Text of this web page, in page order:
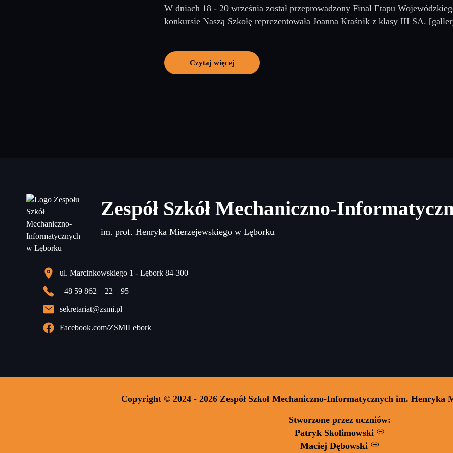
W dniach 18 - 20 września został przeprowadzony Finał Etapu
konkursie Naszą Szkołę reprezentowała Joanna Kraśnik z klasy III SA.
Czytaj więcej
Zespół Szkół Mechaniczno-
im. prof. Henryka Mierzejewskiego w Lęborku
ul. Marcinkowskiego 1 - Lębork 84-300
+48 59 862 – 22 – 95
sekretariat@zsmi.pl
Facebook.com/ZSMILebork
Copyright © 2024 - 2026 Zespół Szkoł Mechaniczno-Informatycznych im. Henryka
Stworzone przez uczniów:
Patryk Skolimowski
Maciej Dębowski